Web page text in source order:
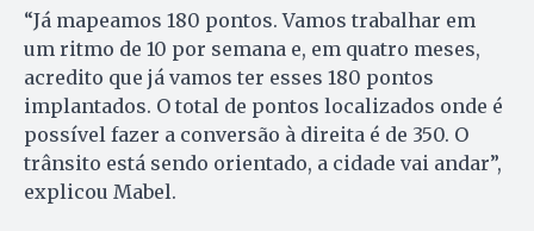
“Já mapeamos 180 pontos. Vamos trabalhar em
um ritmo de 10 por semana e, em quatro meses,
acredito que já vamos ter esses 180 pontos
implantados. O total de pontos localizados onde é
possível fazer a conversão à direita é de 350. O
trânsito está sendo orientado, a cidade vai andar”,
explicou Mabel.